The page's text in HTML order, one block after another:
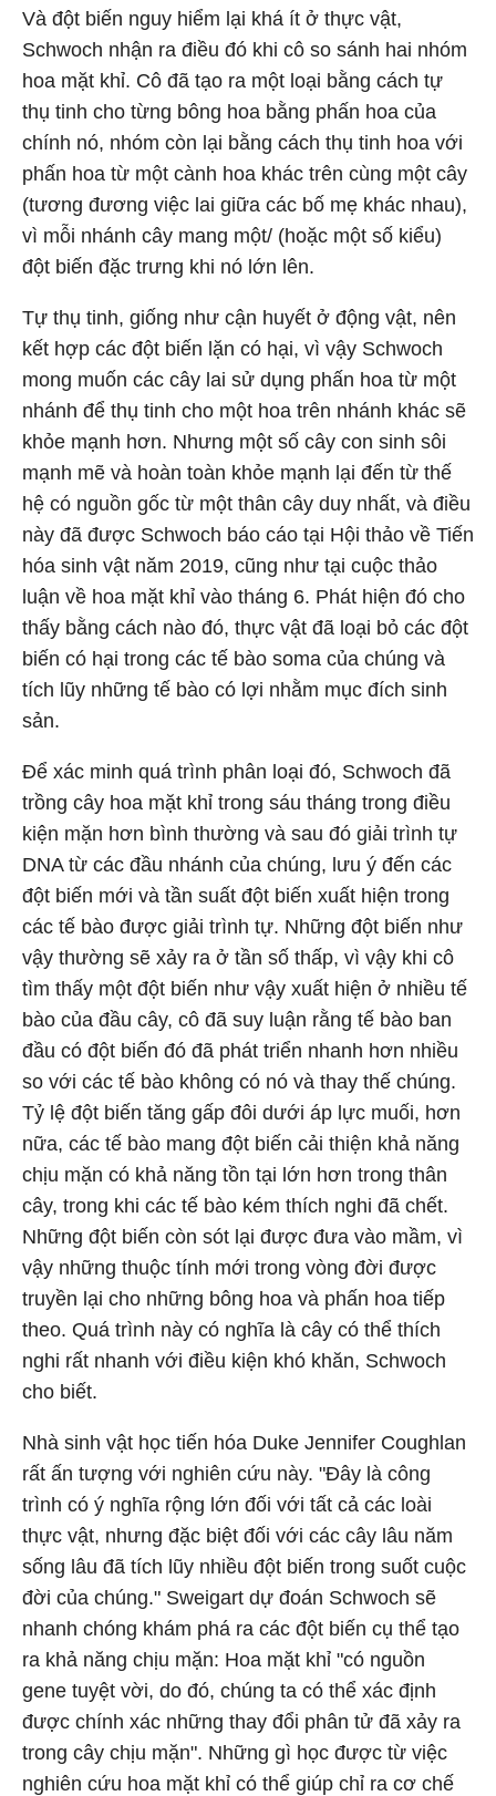
Và đột biến nguy hiểm lại khá ít ở thực vật,
Schwoch nhận ra điều đó khi cô so sánh hai nhóm
hoa mặt khỉ. Cô đã tạo ra một loại bằng cách tự
thụ tinh cho từng bông hoa bằng phấn hoa của
chính nó, nhóm còn lại bằng cách thụ tinh hoa với
phấn hoa từ một cành hoa khác trên cùng một cây
(tương đương việc lai giữa các bố mẹ khác nhau),
vì mỗi nhánh cây mang một/ (hoặc một số kiểu)
đột biến đặc trưng khi nó lớn lên.
Tự thụ tinh, giống như cận huyết ở động vật, nên
kết hợp các đột biến lặn có hại, vì vậy Schwoch
mong muốn các cây lai sử dụng phấn hoa từ một
nhánh để thụ tinh cho một hoa trên nhánh khác sẽ
khỏe mạnh hơn. Nhưng một số cây con sinh sôi
mạnh mẽ và hoàn toàn khỏe mạnh lại đến từ thế
hệ có nguồn gốc từ một thân cây duy nhất, và điều
này đã được Schwoch báo cáo tại Hội thảo về Tiến
hóa sinh vật năm 2019, cũng như tại cuộc thảo
luận về hoa mặt khỉ vào tháng 6. Phát hiện đó cho
thấy bằng cách nào đó, thực vật đã loại bỏ các đột
biến có hại trong các tế bào soma của chúng và
tích lũy những tế bào có lợi nhằm mục đích sinh
sản.
Để xác minh quá trình phân loại đó, Schwoch đã
trồng cây hoa mặt khỉ trong sáu tháng trong điều
kiện mặn hơn bình thường và sau đó giải trình tự
DNA từ các đầu nhánh của chúng, lưu ý đến các
đột biến mới và tần suất đột biến xuất hiện trong
các tế bào được giải trình tự. Những đột biến như
vậy thường sẽ xảy ra ở tần số thấp, vì vậy khi cô
tìm thấy một đột biến như vậy xuất hiện ở nhiều tế
bào của đầu cây, cô đã suy luận rằng tế bào ban
đầu có đột biến đó đã phát triển nhanh hơn nhiều
so với các tế bào không có nó và thay thế chúng.
Tỷ lệ đột biến tăng gấp đôi dưới áp lực muối, hơn
nữa, các tế bào mang đột biến cải thiện khả năng
chịu mặn có khả năng tồn tại lớn hơn trong thân
cây, trong khi các tế bào kém thích nghi đã chết.
Những đột biến còn sót lại được đưa vào mầm, vì
vậy những thuộc tính mới trong vòng đời được
truyền lại cho những bông hoa và phấn hoa tiếp
theo. Quá trình này có nghĩa là cây có thể thích
nghi rất nhanh với điều kiện khó khăn, Schwoch
cho biết.
Nhà sinh vật học tiến hóa Duke Jennifer Coughlan
rất ấn tượng với nghiên cứu này. "Đây là công
trình có ý nghĩa rộng lớn đối với tất cả các loài
thực vật, nhưng đặc biệt đối với các cây lâu năm
sống lâu đã tích lũy nhiều đột biến trong suốt cuộc
đời của chúng." Sweigart dự đoán Schwoch sẽ
nhanh chóng khám phá ra các đột biến cụ thể tạo
ra khả năng chịu mặn: Hoa mặt khỉ "có nguồn
gene tuyệt vời, do đó, chúng ta có thể xác định
được chính xác những thay đổi phân tử đã xảy ra
trong cây chịu mặn". Những gì học được từ việc
nghiên cứu hoa mặt khỉ có thể giúp chỉ ra cơ chế